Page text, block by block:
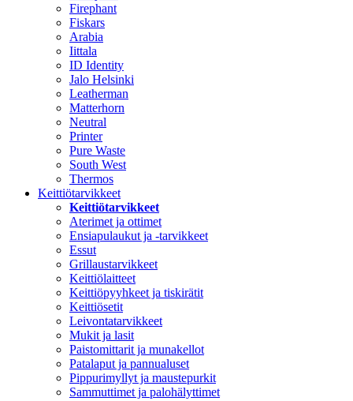
Firephant
Fiskars
Arabia
Iittala
ID Identity
Jalo Helsinki
Leatherman
Matterhorn
Neutral
Printer
Pure Waste
South West
Thermos
Keittiötarvikkeet
Keittiötarvikkeet
Aterimet ja ottimet
Ensiapulaukut ja -tarvikkeet
Essut
Grillaustarvikkeet
Keittiölaitteet
Keittiöpyyhkeet ja tiskirätit
Keittiösetit
Leivontatarvikkeet
Mukit ja lasit
Paistomittarit ja munakellot
Patalaput ja pannualuset
Pippurimyllyt ja maustepurkit
Sammuttimet ja palohälyttimet